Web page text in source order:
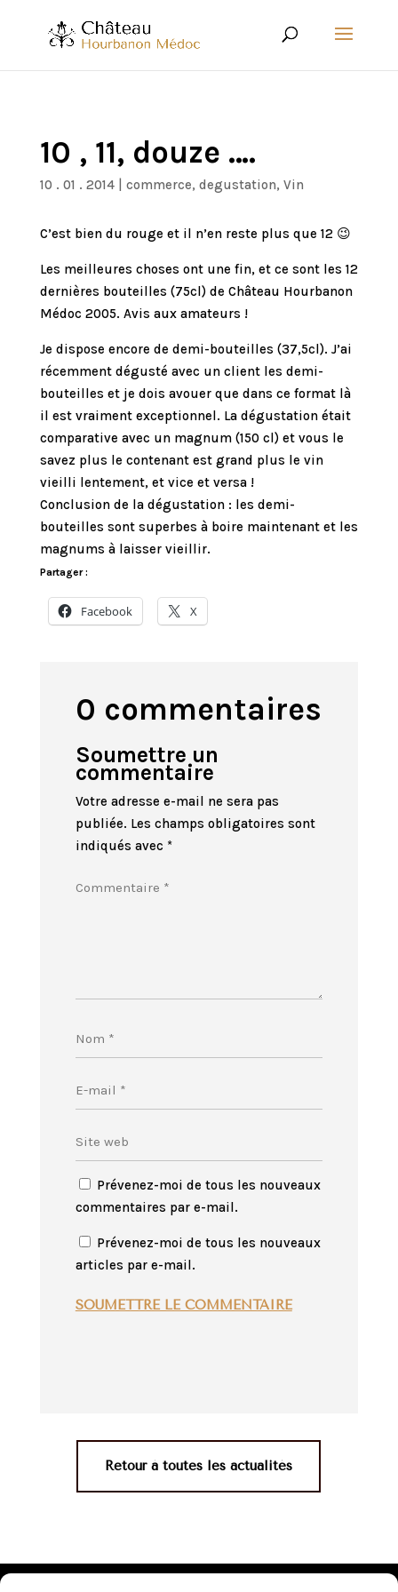
10 , 11, douze ….
10 . 01 . 2014| commerce, degustation, Vin
C’est bien du rouge et il n’en reste plus que 12 😉
Les meilleures choses ont une fin, et ce sont les 12
dernières bouteilles (75cl) de Château Hourbanon
Médoc 2005. Avis aux amateurs !
Je dispose encore de demi-bouteilles (37,5cl). J’ai
récemment dégusté avec un client les demi-
bouteilles et je dois avouer que dans ce format là
il est vraiment exceptionnel. La dégustation était
comparative avec un magnum (150 cl) et vous le
savez plus le contenant est grand plus le vin
vieilli lentement, et vice et versa !
Conclusion de la dégustation : les demi-
bouteilles sont superbes à boire maintenant et les
magnums à laisser vieillir.
Partager :
Facebook X
0 commentaires
Soumettre un
commentaire
Votre adresse e-mail ne sera pas
publiée. Les champs obligatoires sont
indiqués avec *
Prévenez-moi de tous les nouveaux
commentaires par e-mail.
Prévenez-moi de tous les nouveaux
articles par e-mail.
SOUMETTRE LE COMMENTAIRE
Retour à toutes les actualités